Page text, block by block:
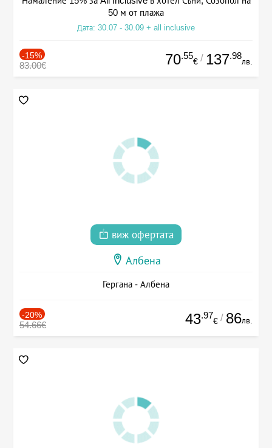
50 м от плажа
Дата: 30.07 - 30.09 + all inclusive
-15%
83.00€ 70.55
€ / 137.98
лв.
виж офертата
Албена
Гергана - Албена
-20%
54.66€ 43.97
€ / 86лв.